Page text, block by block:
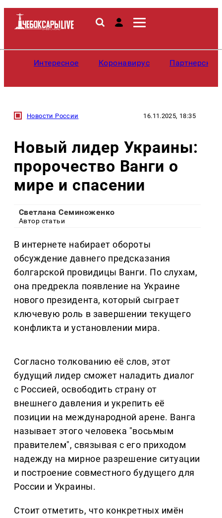
Интересное Коронавирус
Новости России 16.11.2025, 18:35
Новый лидер Украины:
пророчество Ванги о
мире и спасении
Светлана Семиноженко
Автор статьи
В интернете набирает обороты
обсуждение давнего предсказания
болгарской провидицы Ванги. По слухам,
она предрекла появление на Украине
нового президента, который сыграет
ключевую роль в завершении текущего
конфликта и установлении мира.
Согласно толкованию её слов, этот
будущий лидер сможет наладить диалог
с Россией, освободить страну от
внешнего давления и укрепить её
позиции на международной арене. Ванга
называет этого человека "восьмым
правителем", связывая с его приходом
надежду на мирное разрешение ситуации
и построение совместного будущего для
России и Украины.
Стоит отметить, что конкретных имён